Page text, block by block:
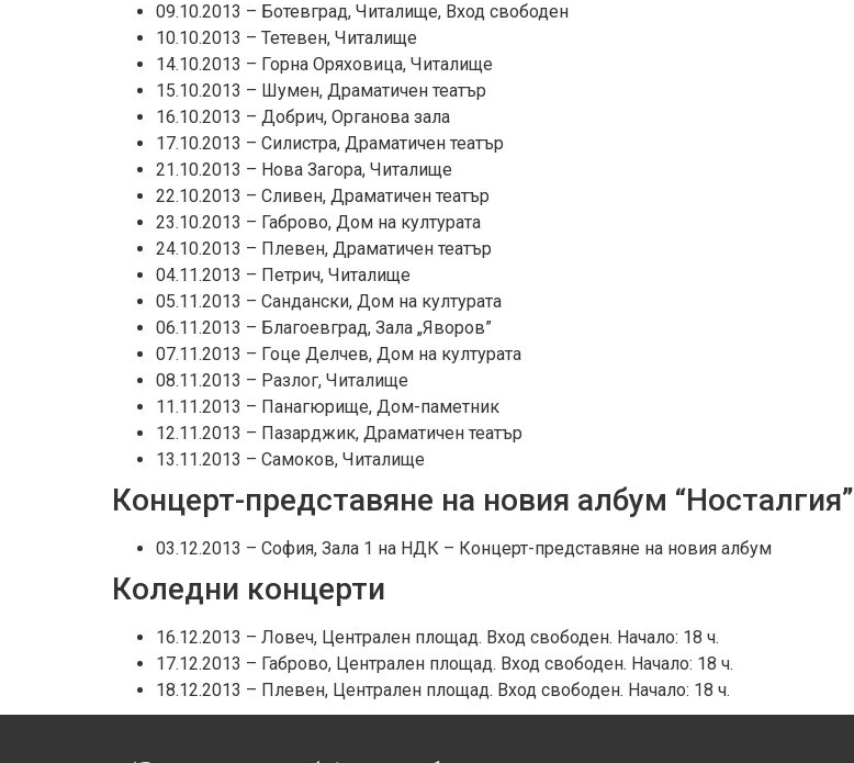
09.10.2013 – Ботевград, Читалище, Вход свободен
10.10.2013 – Тетевен, Читалище
14.10.2013 – Горна Оряховица, Читалище
15.10.2013 – Шумен, Драматичен театър
16.10.2013 – Добрич, Органова зала
17.10.2013 – Силистра, Драматичен театър
21.10.2013 – Нова Загора, Читалище
22.10.2013 – Сливен, Драматичен театър
23.10.2013 – Габрово, Дом на културата
24.10.2013 – Плевен, Драматичен театър
04.11.2013 – Петрич, Читалище
05.11.2013 – Сандански, Дом на културата
06.11.2013 – Благоевград, Зала „Яворов”
07.11.2013 – Гоце Делчев, Дом на културата
08.11.2013 – Разлог, Читалище
11.11.2013 – Панагюрище, Дом-паметник
12.11.2013 – Пазарджик, Драматичен театър
13.11.2013 – Самоков, Читалище
Концерт-представяне на новия албум “Носталгия”
03.12.2013 – София, Зала 1 на НДК – Концерт-представяне на новия албум
Коледни концерти
16.12.2013 – Ловеч, Централен площад. Вход свободен. Начало: 18 ч.
17.12.2013 – Габрово, Централен площад. Вход свободен. Начало: 18 ч.
18.12.2013 – Плевен, Централен площад. Вход свободен. Начало: 18 ч.